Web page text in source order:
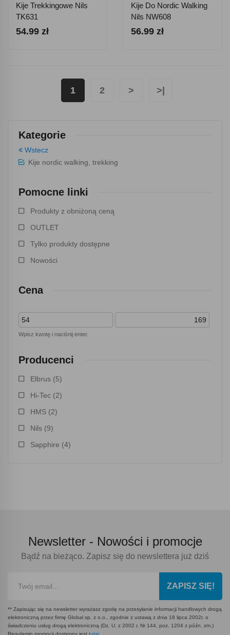
Kategorie
Wstecz
Kije nordic walking, trekking
Pomocne linki
Produkty z obniżoną ceną
OUTLET
Tylko produkty dostępne
Nowości
Cena
Wpisz kwotę i naciśnij enter.
Producenci
Elbrus (5)
Hi-Tec (2)
HMS (2)
Nils (9)
Sapphire (4)
Kije Trekkingowe Nils
TK631
54.99 zł
Kije Do Nordic Walking
Nils NW608
56.99 zł
1 2 > >|
Newsletter - Nowości i promocje
Bądź na bieżąco. Zapisz się do newslettera już dziś
ZAPISZ SIĘ!
** Zapisując się na newsletter wyrażasz zgodę na przesyłanie informacji handlowych drogą
elektroniczną przez firmę Global sp. z o.o., zgodnie z ustawą z dnia 18 lipca 2002r. o
świadczeniu usług drogą elektroniczną (Dz. U. z 2002 r. Nr 144, poz. 1204 z późn. zm.)